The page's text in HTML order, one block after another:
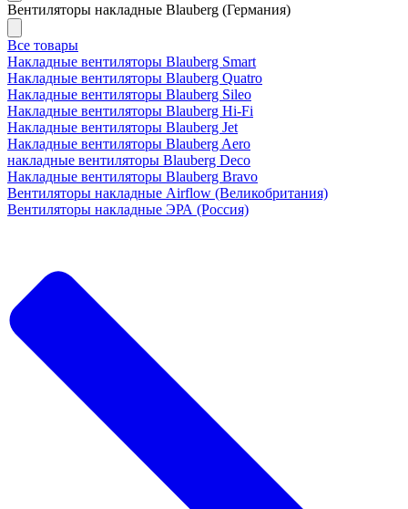
Вентиляторы накладные Blauberg (Германия)
Все товары
Накладные вентиляторы Blauberg Smart
Накладные вентиляторы Blauberg Quatro
Накладные вентиляторы Blauberg Sileo
Накладные вентиляторы Blauberg Hi-Fi
Накладные вентиляторы Blauberg Jet
Накладные вентиляторы Blauberg Aero
накладные вентиляторы Blauberg Deco
Накладные вентиляторы Blauberg Bravo
Вентиляторы накладные Airflow (Великобритания)
Вентиляторы накладные ЭРА (Россия)